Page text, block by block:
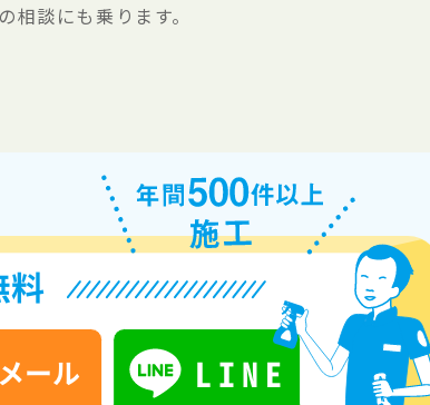
談にも乗ります。